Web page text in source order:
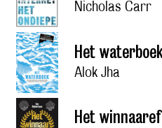
Nicholas Carr
Het
Alok Jha
Het